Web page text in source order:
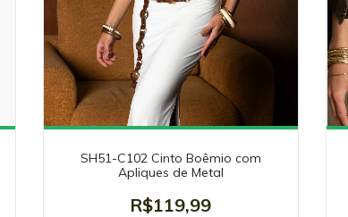
SH51-C102 Cinto Boêmio com
Apliques de Metal
R$119,99